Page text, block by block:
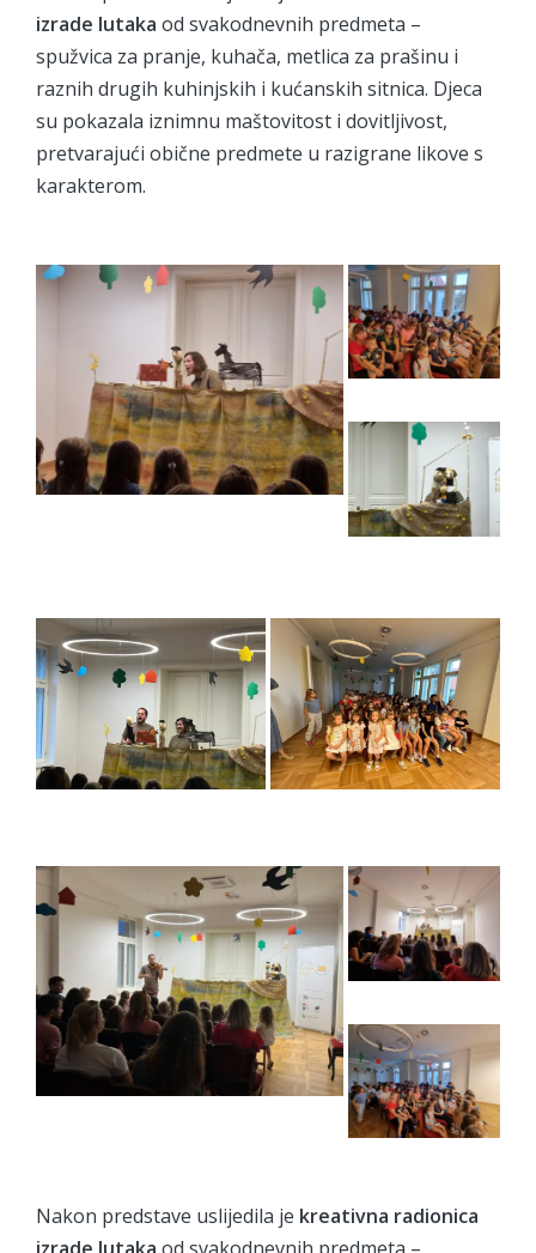
izrade lutaka od svakodnevnih predmeta –
spužvica za pranje, kuhača, metlica za prašinu i
raznih drugih kuhinjskih i kućanskih sitnica. Djeca
su pokazala iznimnu maštovitost i dovitljivost,
pretvarajući obične predmete u razigrane likove s
karakterom.
Nakon predstave uslijedila je kreativna radionica